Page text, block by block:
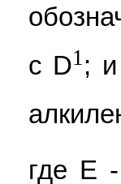
с D1 ;
где E